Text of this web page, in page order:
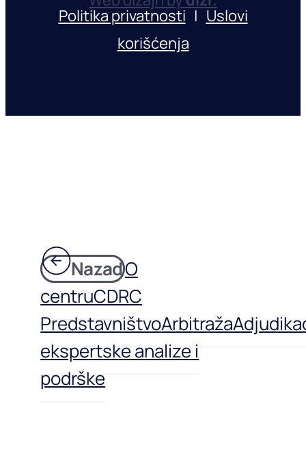
Politika privatnosti|Uslovi
korišćenja
NazadO
centruCDRC
PredstavništvoArbitraža
ekspertske analize i
podrške